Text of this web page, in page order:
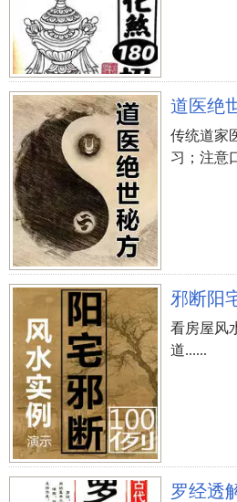
道医绝
传统道家
习；注意
邪断阳
看房屋风
道......
罗经透